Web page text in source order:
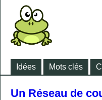
Idées Mots clés
Un Réseau de